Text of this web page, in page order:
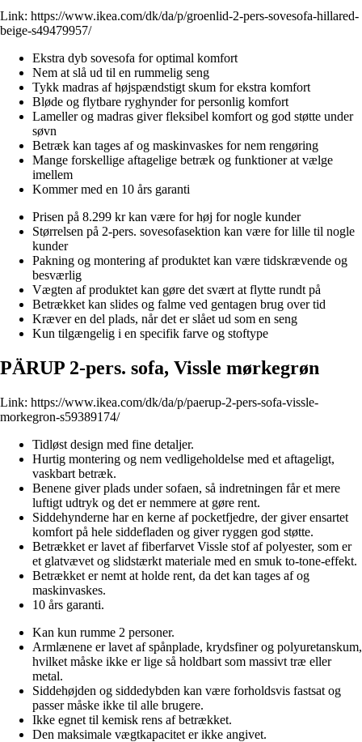
Link: https://www.ikea.com/dk/da/p/groenlid-2-pers-sovesofa-hillared-
beige-s49479957/
Ekstra dyb sovesofa for optimal komfort
Nem at slå ud til en rummelig seng
Tykk madras af højspændstigt skum for ekstra komfort
Bløde og flytbare ryghynder for personlig komfort
Lameller og madras giver fleksibel komfort og god støtte under
søvn
Betræk kan tages af og maskinvaskes for nem rengøring
Mange forskellige aftagelige betræk og funktioner at vælge
imellem
Kommer med en 10 års garanti
Prisen på 8.299 kr kan være for høj for nogle kunder
Størrelsen på 2-pers. sovesofasektion kan være for lille til nogle
kunder
Pakning og montering af produktet kan være tidskrævende og
besværlig
Vægten af produktet kan gøre det svært at flytte rundt på
Betrækket kan slides og falme ved gentagen brug over tid
Kræver en del plads, når det er slået ud som en seng
Kun tilgængelig i en specifik farve og stoftype
PÄRUP 2-pers. sofa, Vissle mørkegrøn
Link: https://www.ikea.com/dk/da/p/paerup-2-pers-sofa-vissle-
morkegron-s59389174/
Tidløst design med fine detaljer.
Hurtig montering og nem vedligeholdelse med et aftageligt,
vaskbart betræk.
Benene giver plads under sofaen, så indretningen får et mere
luftigt udtryk og det er nemmere at gøre rent.
Siddehynderne har en kerne af pocketfjedre, der giver ensartet
komfort på hele siddefladen og giver ryggen god støtte.
Betrækket er lavet af fiberfarvet Vissle stof af polyester, som er
et glatvævet og slidstærkt materiale med en smuk to-tone-effekt.
Betrækket er nemt at holde rent, da det kan tages af og
maskinvaskes.
10 års garanti.
Kan kun rumme 2 personer.
Armlænene er lavet af spånplade, krydsfiner og polyuretanskum,
hvilket måske ikke er lige så holdbart som massivt træ eller
metal.
Siddehøjden og siddedybden kan være forholdsvis fastsat og
passer måske ikke til alle brugere.
Ikke egnet til kemisk rens af betrækket.
Den maksimale vægtkapacitet er ikke angivet.